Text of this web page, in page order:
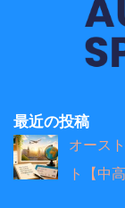
最近の投稿
オース
ト【中